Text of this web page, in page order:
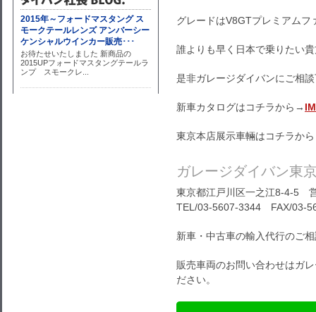
グレードはV8GTプレミアムフ
誰よりも早く日本で乗りたい
是非ガレージダイバンにご相
新車カタログはコチラから→
東京本店展示車輛はコチラか
ガレージダイバン東
東京都江戸川区一之江8-4-5
TEL/03-5607-3344 FAX/03-
新車・中古車の輸入代行のご
販売車両のお問い合わせはガ
ださい。